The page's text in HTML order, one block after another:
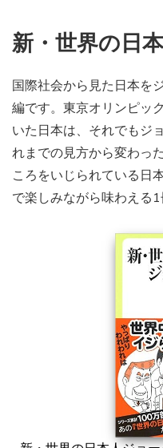
新・世界の日
国際社会から見た日本を
編です。東京オリンピッ
いた日本は、それでもジ
れまでの見方から変わっ
ころをいじられている日
で楽しみながら味わえる1